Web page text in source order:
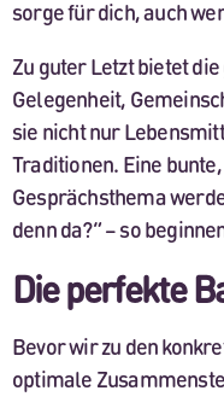
sorge für dich, auch
Zu guter Letzt bietet
Gelegenheit,
sie nicht nur
Traditionen. Eine
Gesprächsthema
denn da?“ – so
Die perfekte
Bevor wir zu den
optimale